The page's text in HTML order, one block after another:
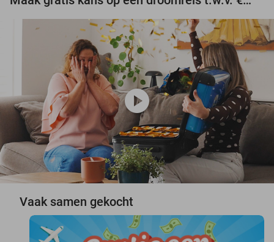
play_circle
Vaak samen gekocht